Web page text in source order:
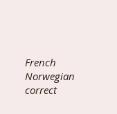
French
Norwegian
correct